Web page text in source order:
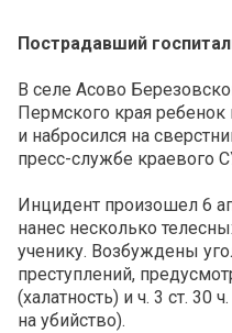
Пострадавший
В селе Асово
Пермского края
и набросился на
пресс-службе краевого
Инцидент произошел 6
нанес несколько
ученику. Возбуждены
преступлений,
(халатность) и ч. 3 ст. 30
на убийство).